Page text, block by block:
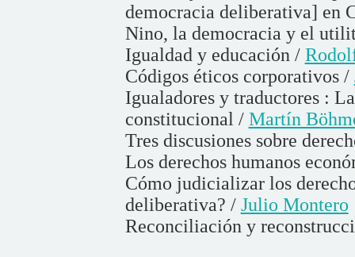
democracia deliberativa] en
Nino, la democracia y el
Igualdad y educación /
Códigos éticos corporativos /
Igualadores y traductores :
constitucional / Martín
Tres discusiones sobre
Los derechos humanos
Cómo judicializar los
deliberativa? / Julio Montero
Reconciliación y